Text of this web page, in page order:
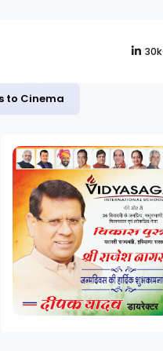
30k
to Cinema